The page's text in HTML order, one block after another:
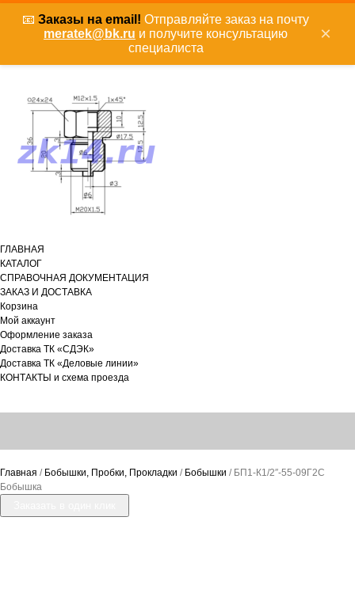
📧 Заказы на email! Отправляйте заказ на почту
meratek@bk.ru и получите консультацию
специалиста
×
ГЛАВНАЯ
КАТАЛОГ
СПРАВОЧНАЯ ДОКУМЕНТАЦИЯ
ЗАКАЗ И ДОСТАВКА
Корзина
Мой аккаунт
Оформление заказа
Доставка ТК «СДЭК»
Доставка ТК «Деловые линии»
КОНТАКТЫ и схема проезда
Главная / Бобышки, Пробки, Прокладки / Бобышки / БП1-К1/2″-55-09Г2С
Бобышка